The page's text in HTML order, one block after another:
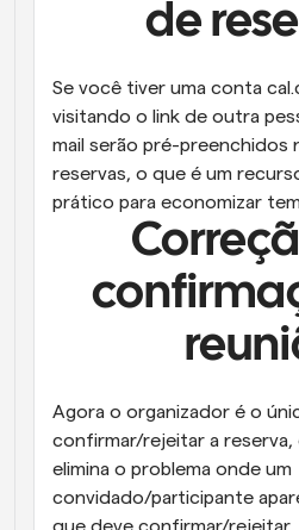
de
Se você tiver uma conta
visitando o link de outra
mail serão pré-preenchidos
reservas, o que é um
prático para economizar
Agora o organizador é o
confirmar/rejeitar a reserva,
elimina o problema onde um
convidado/participante